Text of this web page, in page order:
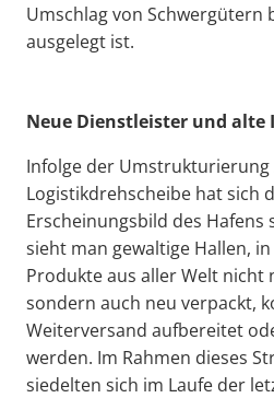
Umschlag von Schwergütern
ausgelegt ist.
Neue Dienstleister und alte
Infolge der Umstrukturierung
Logistikdrehscheibe hat sich
Erscheinungsbild des
sieht man gewaltige Hallen,
Produkte aus aller Welt nicht
sondern auch neu verpackt,
Weiterversand aufbereitet
werden. Im Rahmen dieses
siedelten sich im Laufe der